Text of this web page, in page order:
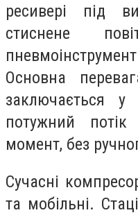
ресивері під
стиснене
Основна
заключається у
потужний
момент, без
Сучасні
та мобільні.